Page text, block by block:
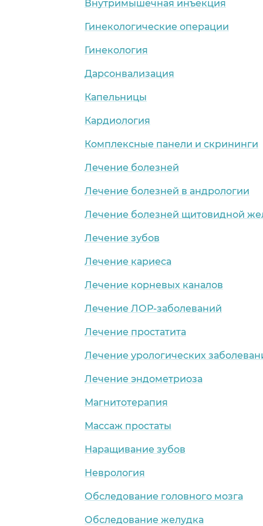
Внутримышечная инъекция
Гинекологические операции
Гинекология
Дарсонвализация
Капельницы
Кардиология
Комплексные панели и скрининги
Лечение болезней
Лечение болезней в андрологии
Лечение болезней щитовидной
Лечение зубов
Лечение кариеса
Лечение корневых каналов
Лечение ЛОР-заболеваний
Лечение простатита
Лечение урологических
Лечение эндометриоза
Магнитотерапия
Массаж простаты
Наращивание зубов
Неврология
Обследование головного мозга
Обследование желудка